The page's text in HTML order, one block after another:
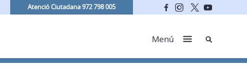
Atenció Ciutadana 972 798 005
Menú Cerca